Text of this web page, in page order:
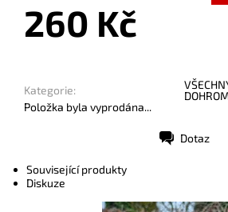
260 Kč
Kategorie:
Položka byla vyprodána...
Dotaz
Související produkty
Diskuze